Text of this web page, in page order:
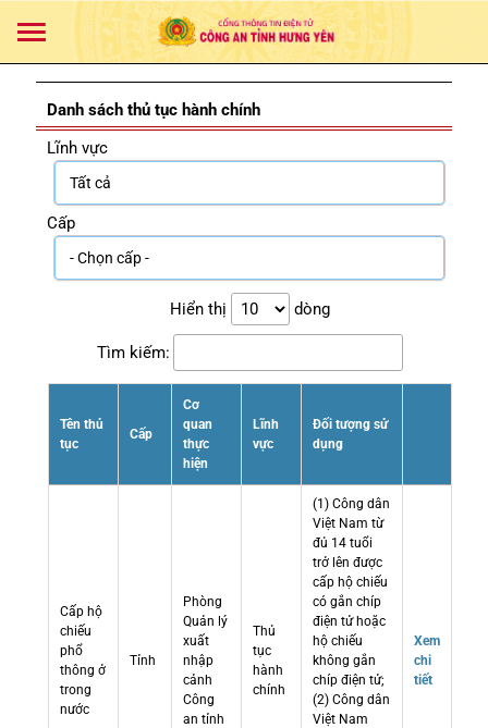
Danh sách thủ tục hành chính
Lĩnh vực
Cấp
Hiển thị dòng
Tìm kiếm:
Tên thủ
tục
Cấp
Cơ
quan
thực
hiện
Lĩnh
vực
Đối tượng sử
dụng
Cấp hộ
chiếu
phổ
thông ở
trong
nước
Tỉnh
Phòng
Quản lý
xuất
nhập
cảnh
Công
an tỉnh
Thủ
tục
hành
chính
(1) Công dân
Việt Nam từ
đủ 14 tuổi
trở lên được
cấp hộ chiếu
có gắn chíp
điện tử hoặc
hộ chiếu
không gắn
chíp điện tử;
(2) Công dân
Việt Nam
Xem
chi
tiết